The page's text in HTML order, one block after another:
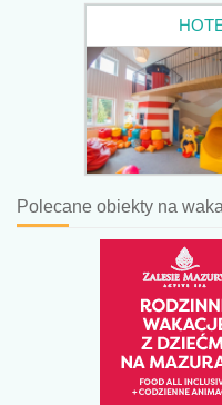
Polecane obiekty na